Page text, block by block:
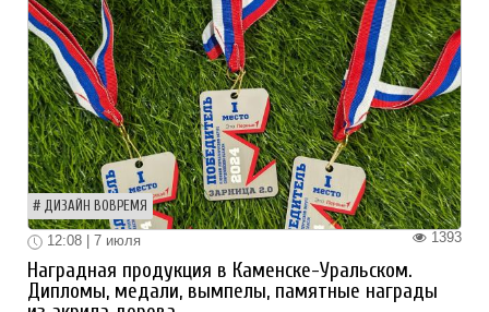
ДИЗАЙН ВОВРЕМЯ
1393
12:08 | 7 июля
Наградная продукция в Каменске-Уральском.
Дипломы, медали, вымпелы, памятные награды